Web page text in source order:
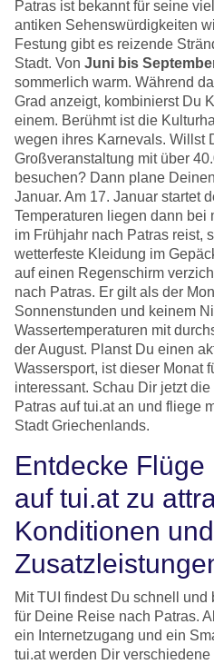
Patras ist bekannt für seine
antiken Sehenswürdigkeiten
Festung gibt es reizende
Stadt. Von Juni bis
sommerlich warm. Während
Grad anzeigt, kombinierst Du
einem. Berühmt ist die
wegen ihres Karnevals. Willst
Großveranstaltung mit über
besuchen? Dann plane
Januar. Am 17. Januar startet
Temperaturen liegen dann bei
im Frühjahr nach Patras reist,
wetterfeste Kleidung im
auf einen Regenschirm
nach Patras. Er gilt als der
Sonnenstunden und keinem
Wassertemperaturen mit
der August. Planst Du einen
Wassersport, ist dieser Monat
interessant. Schau Dir jetzt
Patras auf tui.at an und fliege
Stadt Griechenlands.
Entdecke Flüge
auf tui.at zu
Konditionen
Mit TUI findest Du schnell
für Deine Reise nach Patras.
ein Internetzugang und ein
tui.at werden Dir